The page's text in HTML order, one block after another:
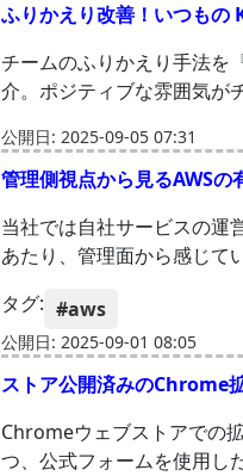
ふりかえり改善！いつもの
チームのふりかえり手法を
介。ポジティブな雰囲気が
公開日: 2025-09-05 07:31
管理側視点から見るAWSの
当社では自社サービスの運
あたり、管理面から感じて
タグ: #aws
公開日: 2025-09-01 08:05
ストア公開済みのChrome
Chromeウェブストアでの
つ、公式フォームを使用し